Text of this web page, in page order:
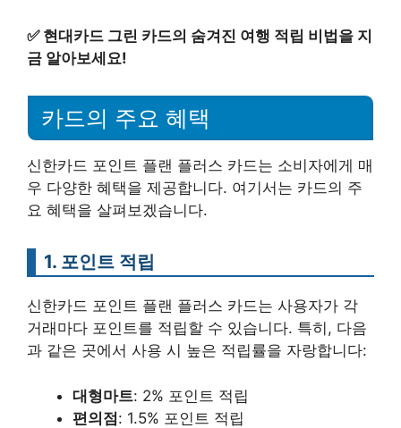
✅ 현대카드 그린 카드의 숨겨진 여행 적립 비법을 지
금 알아보세요!
카드의 주요 혜택
신한카드 포인트 플랜 플러스 카드는 소비자에게 매
우 다양한 혜택을 제공합니다. 여기서는 카드의 주
요 혜택을 살펴보겠습니다.
1. 포인트 적립
신한카드 포인트 플랜 플러스 카드는 사용자가 각
거래마다 포인트를 적립할 수 있습니다. 특히, 다음
과 같은 곳에서 사용 시 높은 적립률을 자랑합니다:
대형마트: 2% 포인트 적립
편의점: 1.5% 포인트 적립